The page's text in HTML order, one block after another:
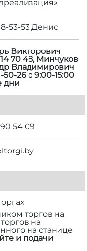
53-53 Денис
Викторович
70 48, Минчуков
Владимирович
50-26 с 9:00-15:00
дни
54 09
торгов на
на
на станице
и подачи